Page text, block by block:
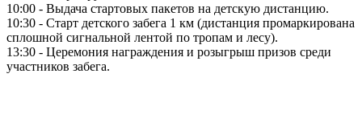
10:00 - Выдача стартовых пакетов на детскую дистанцию.
10:30 - Старт детского забега 1 км (дистанция промаркирована
сплошной сигнальной лентой по тропам и лесу).
13:30 - Церемония награждения и розыгрыш призов среди
участников забега.